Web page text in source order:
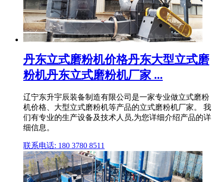
丹东立式磨粉机价格丹东大型立式磨
粉机丹东立式磨粉机厂家 ...
辽宁东升宇辰装备制造有限公司是一家专业做立式磨粉
机价格、大型立式磨粉机等产品的立式磨粉机厂家。 我
们有专业的生产设备及技术人员,为您详细介绍产品的详
细信息。
联系电话: 180 3780 8511